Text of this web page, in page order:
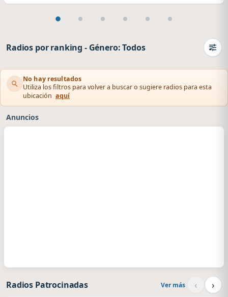
Radios por ranking - Género: Todos
No hay resultados
Utiliza los filtros para volver a buscar o sugiere radios para esta
ubicación aquí
Anuncios
Radios Patrocinadas Ver más ‹ ›